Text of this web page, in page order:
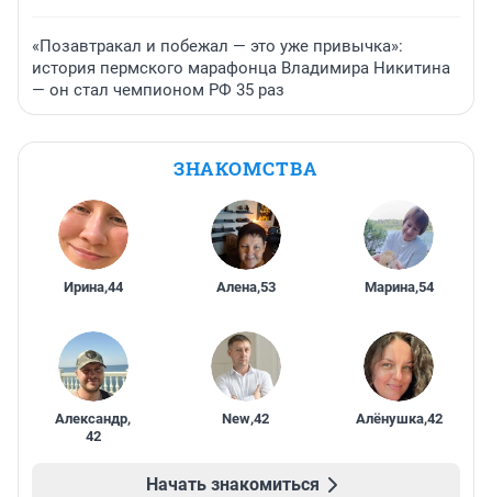
«Позавтракал и побежал — это уже привычка»:
история пермского марафонца Владимира Никитина
— он стал чемпионом РФ 35 раз
ЗНАКОМСТВА
Ирина,44 Алена,53 Марина,54
Александр,
42
New,42 Алёнушка,42
Начать знакомиться